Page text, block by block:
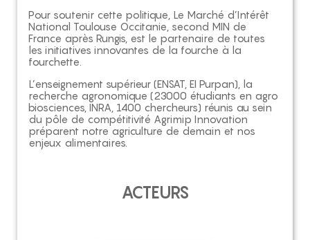
Pour soutenir cette politique, Le Marché d’Intérêt
National Toulouse Occitanie, second MIN de
France après Rungis, est le partenaire de toutes
les initiatives innovantes de la fourche à la
fourchette.
L’enseignement supérieur (ENSAT, EI Purpan), la
recherche agronomique (23000 étudiants en agro
biosciences, INRA, 1400 chercheurs) réunis au sein
du pôle de compétitivité Agrimip Innovation
préparent notre agriculture de demain et nos
enjeux alimentaires.
ACTEURS